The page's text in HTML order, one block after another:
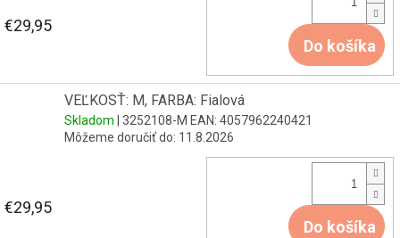
€29,95
Do košíka
VEĽKOSŤ: M, FARBA: Fialová
Skladom | 3252108-M EAN: 4057962240421
Môžeme doručiť do: 11.8.2026
€29,95
Do košíka